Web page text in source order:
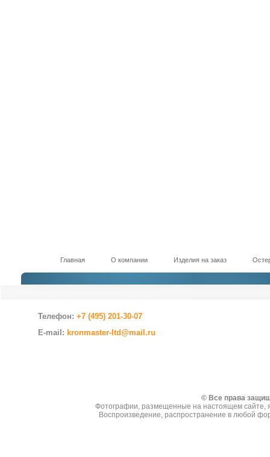
Главная О компании Изделия на заказ
Телефон: +7 (495) 201-30-07
E-mail: kronmaster-ltd@mail.ru
© Все права
Фотографии, размещенные на настоящем сайте,
Воспроизведение, распространение в любой